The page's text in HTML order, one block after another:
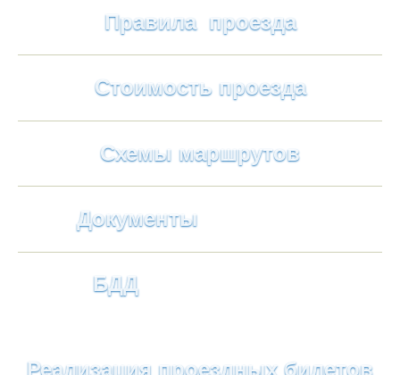
Правила проезда
Стоимость проезда
Схемы маршрутов
Документы
БДД
Реализация проездных билетов